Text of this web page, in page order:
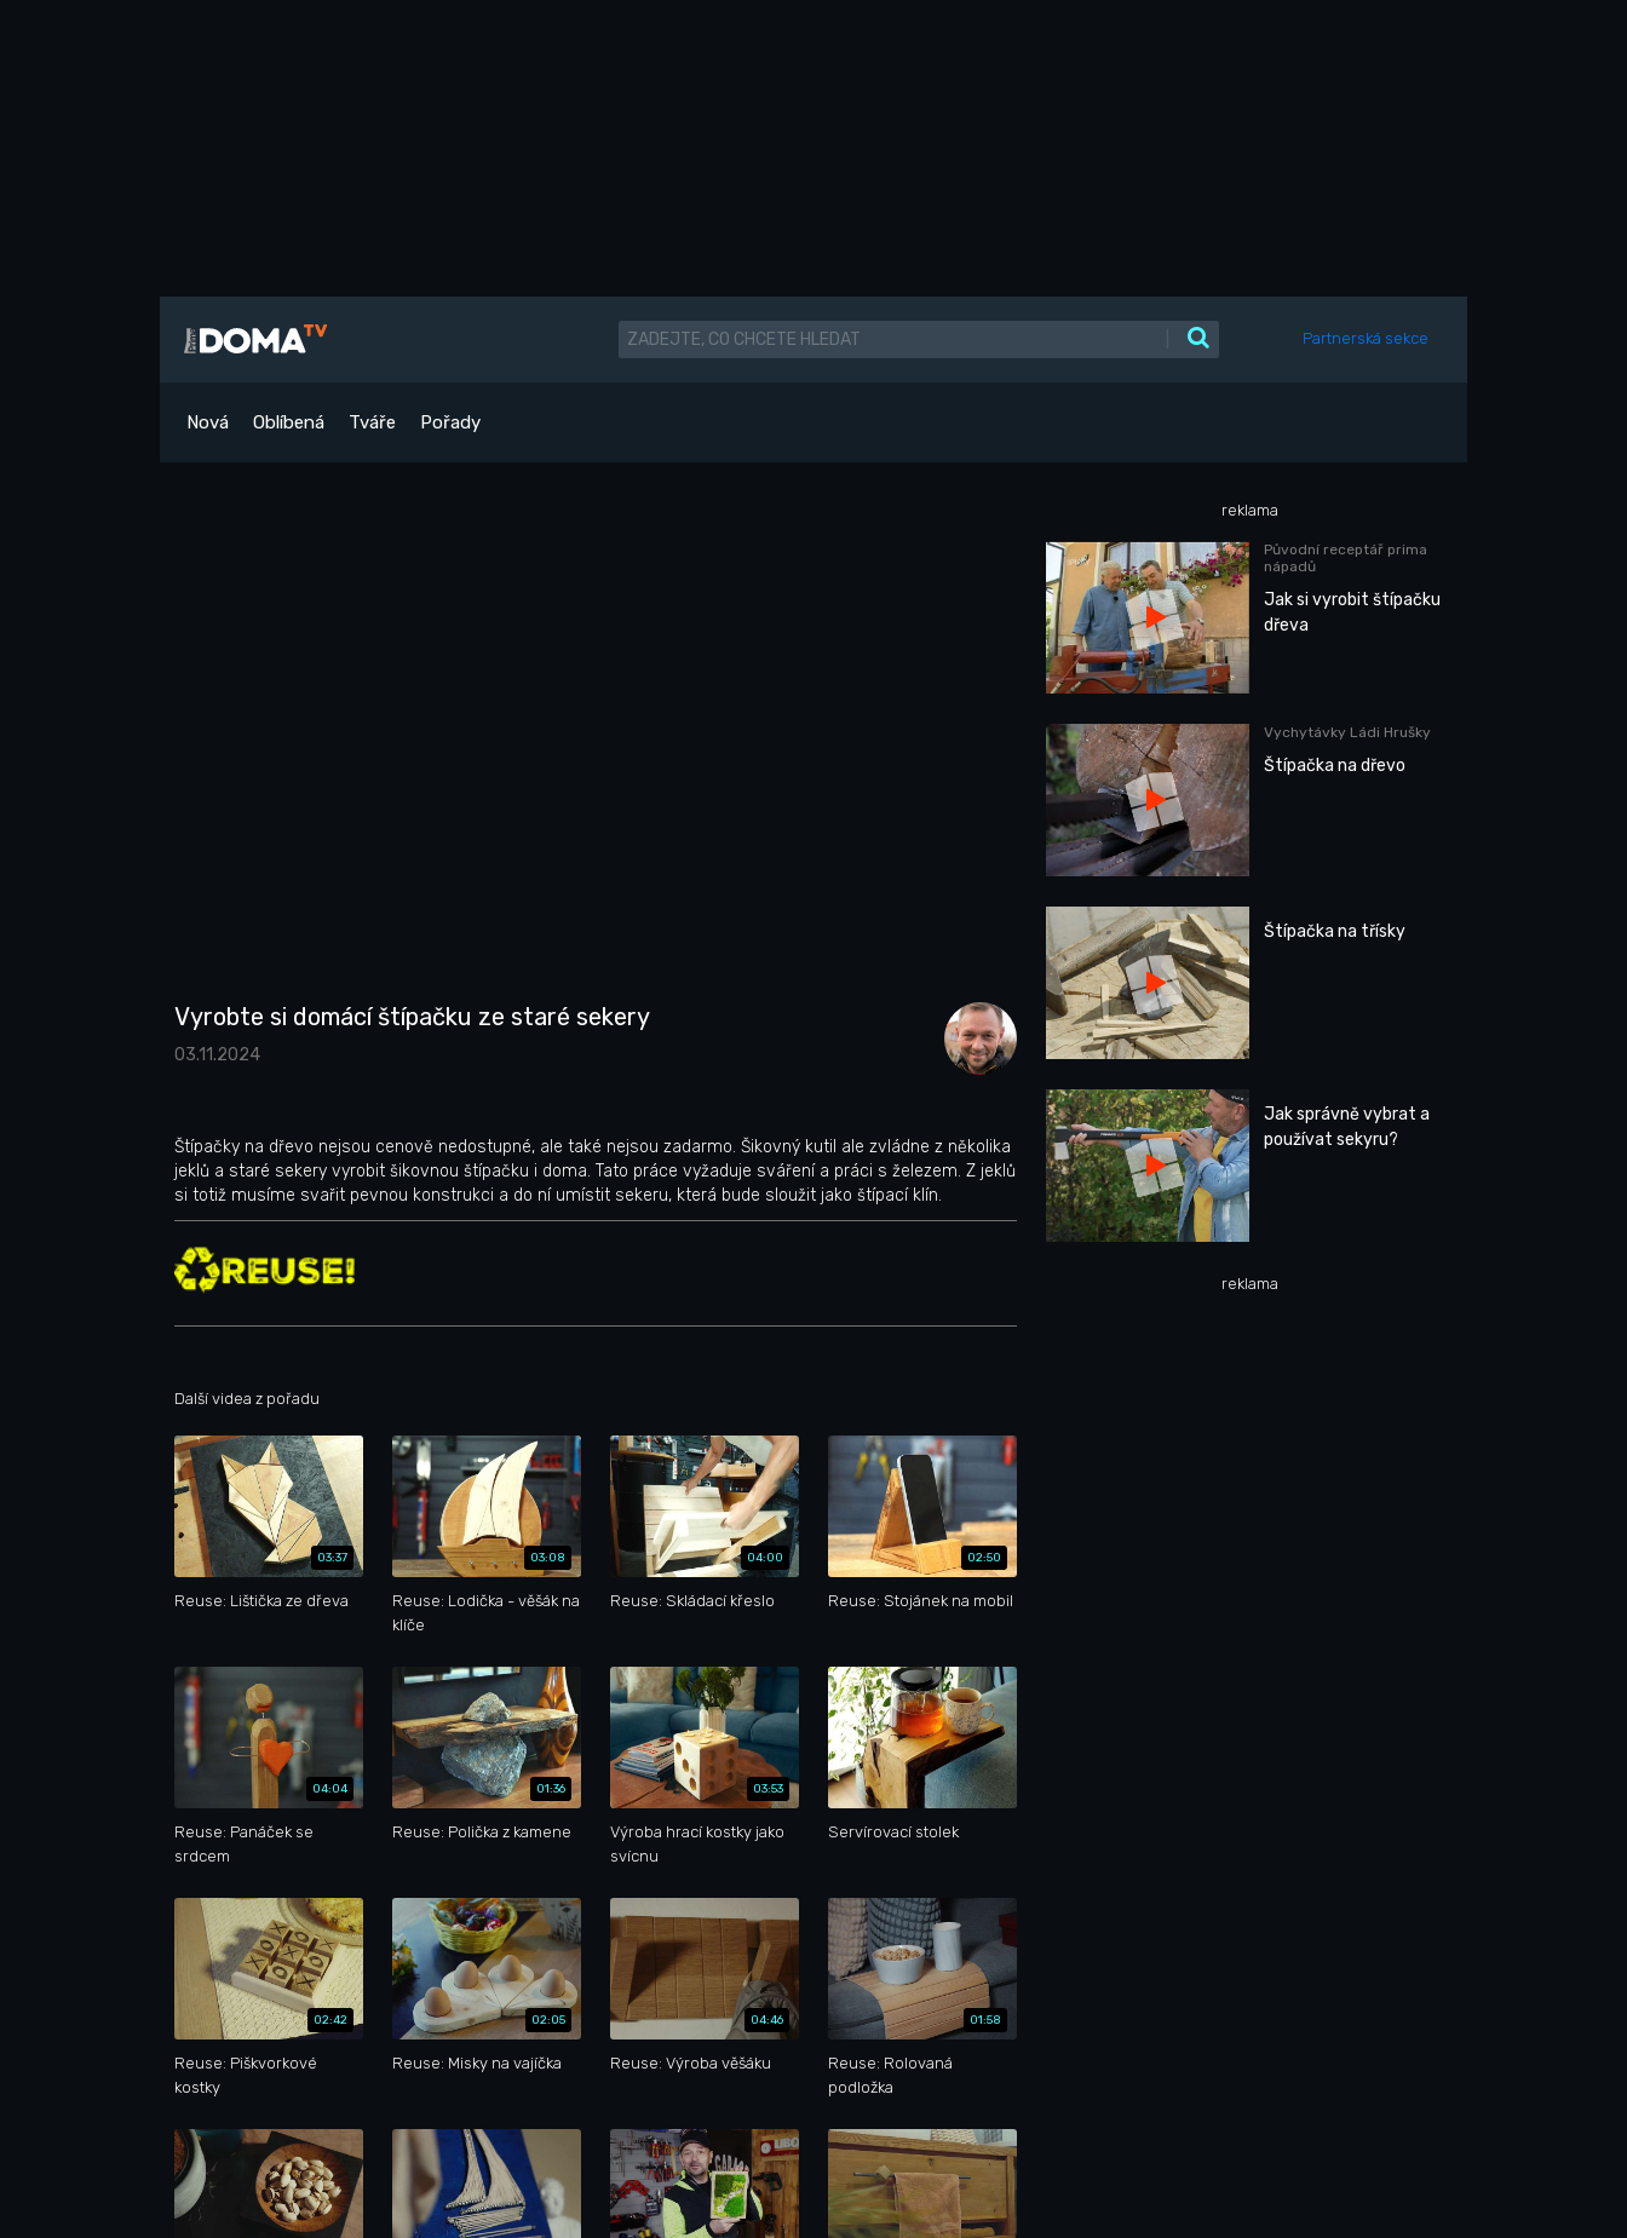
Partnerská sekce
Nová Oblíbená Tváře Pořady
Vyrobte si domácí štípačku ze staré sekery
03.11.2024
Štípačky na dřevo nejsou cenově nedostupné, ale také nejsou zadarmo. Šikovný kutil ale zvládne z několika
jeklů a staré sekery vyrobit šikovnou štípačku i doma. Tato práce vyžaduje sváření a práci s železem. Z jeklů
si totiž musíme svařit pevnou konstrukci a do ní umístit sekeru, která bude sloužit jako štípací klín.
Další videa z pořadu
03:37
Reuse: Lištička ze dřeva
03:08
Reuse: Lodička - věšák na
klíče
04:00
Reuse: Skládací křeslo
02:50
Reuse: Stojánek na mobil
04:04
Reuse: Panáček se
srdcem
01:36
Reuse: Polička z kamene
03:53
Výroba hrací kostky jako
svícnu
Servírovací stolek
02:42
Reuse: Piškvorkové
kostky
02:05
Reuse: Misky na vajíčka
04:46
Reuse: Výroba věšáku
01:58
Reuse: Rolovaná
podložka
reklama
Původní receptář prima
nápadů
Jak si vyrobit štípačku
dřeva
Vychytávky Ládi Hrušky
Štípačka na dřevo
Štípačka na třísky
Jak správně vybrat a
používat sekyru?
reklama